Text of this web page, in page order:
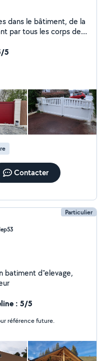
dans le bâtiment, de la
par tous les corps de
12 ans, portail ,
, volets roulants de
etc. Travailler le bois
,voir photo ci-contre,
5
Contacter
Particulier
batiment d"elevage,
: 5/5
référence future.